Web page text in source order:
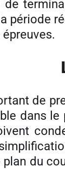
de
période
de
dans le
du